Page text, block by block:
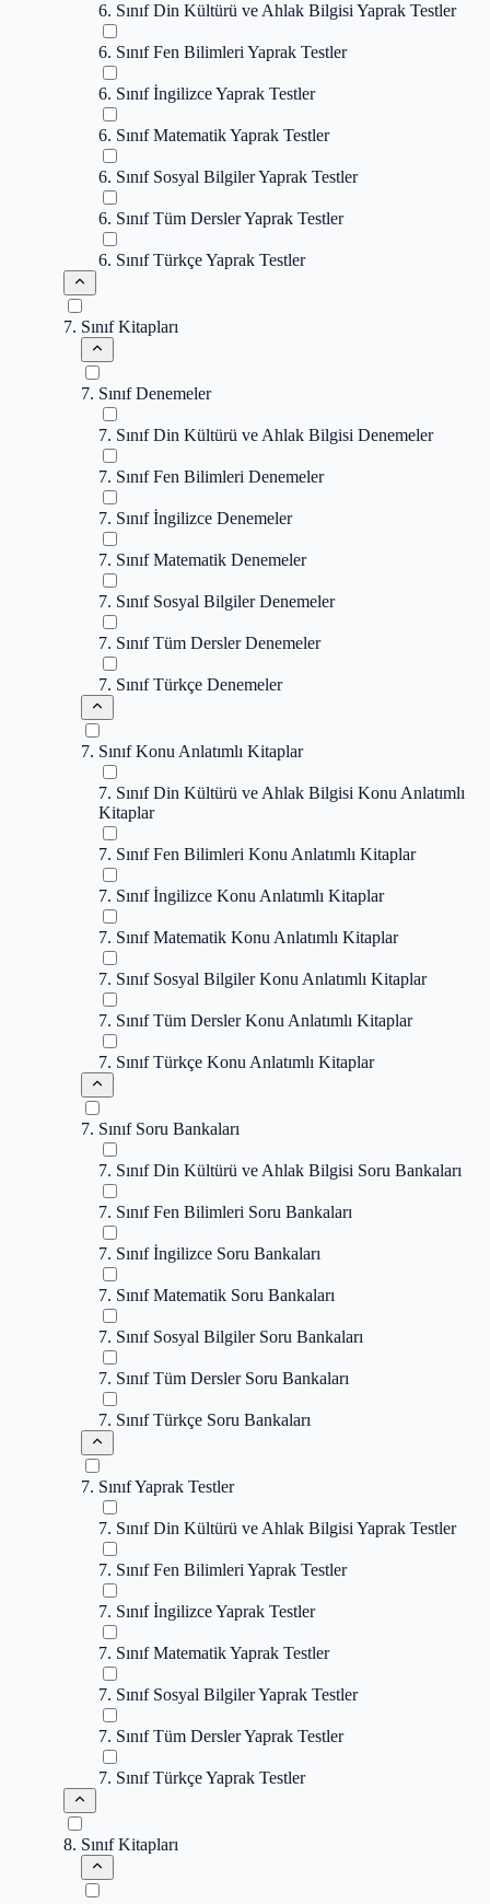
6. Sınıf Din Kültürü ve Ahlak Bilgisi Yaprak Testler
6. Sınıf Fen Bilimleri Yaprak Testler
6. Sınıf İngilizce Yaprak Testler
6. Sınıf Matematik Yaprak Testler
6. Sınıf Sosyal Bilgiler Yaprak Testler
6. Sınıf Tüm Dersler Yaprak Testler
6. Sınıf Türkçe Yaprak Testler
7. Sınıf Kitapları
7. Sınıf Denemeler
7. Sınıf Din Kültürü ve Ahlak Bilgisi Denemeler
7. Sınıf Fen Bilimleri Denemeler
7. Sınıf İngilizce Denemeler
7. Sınıf Matematik Denemeler
7. Sınıf Sosyal Bilgiler Denemeler
7. Sınıf Tüm Dersler Denemeler
7. Sınıf Türkçe Denemeler
7. Sınıf Konu Anlatımlı Kitaplar
7. Sınıf Din Kültürü ve Ahlak Bilgisi Konu Anlatımlı
Kitaplar
7. Sınıf Fen Bilimleri Konu Anlatımlı Kitaplar
7. Sınıf İngilizce Konu Anlatımlı Kitaplar
7. Sınıf Matematik Konu Anlatımlı Kitaplar
7. Sınıf Sosyal Bilgiler Konu Anlatımlı Kitaplar
7. Sınıf Tüm Dersler Konu Anlatımlı Kitaplar
7. Sınıf Türkçe Konu Anlatımlı Kitaplar
7. Sınıf Soru Bankaları
7. Sınıf Din Kültürü ve Ahlak Bilgisi Soru Bankaları
7. Sınıf Fen Bilimleri Soru Bankaları
7. Sınıf İngilizce Soru Bankaları
7. Sınıf Matematik Soru Bankaları
7. Sınıf Sosyal Bilgiler Soru Bankaları
7. Sınıf Tüm Dersler Soru Bankaları
7. Sınıf Türkçe Soru Bankaları
7. Sınıf Yaprak Testler
7. Sınıf Din Kültürü ve Ahlak Bilgisi Yaprak Testler
7. Sınıf Fen Bilimleri Yaprak Testler
7. Sınıf İngilizce Yaprak Testler
7. Sınıf Matematik Yaprak Testler
7. Sınıf Sosyal Bilgiler Yaprak Testler
7. Sınıf Tüm Dersler Yaprak Testler
7. Sınıf Türkçe Yaprak Testler
8. Sınıf Kitapları